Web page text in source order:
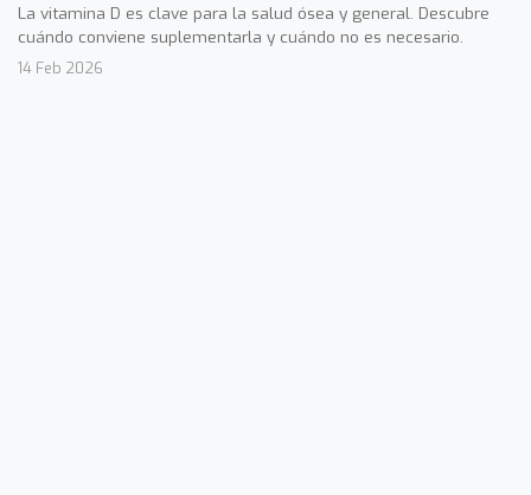
La vitamina D es clave para la salud ósea y general. Descubre
cuándo conviene suplementarla y cuándo no es necesario.
14 Feb 2026